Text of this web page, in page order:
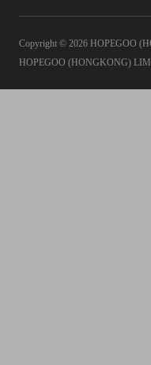
Copyright © 2026 HOPEGOO
HOPEGOO (HONGKONG)